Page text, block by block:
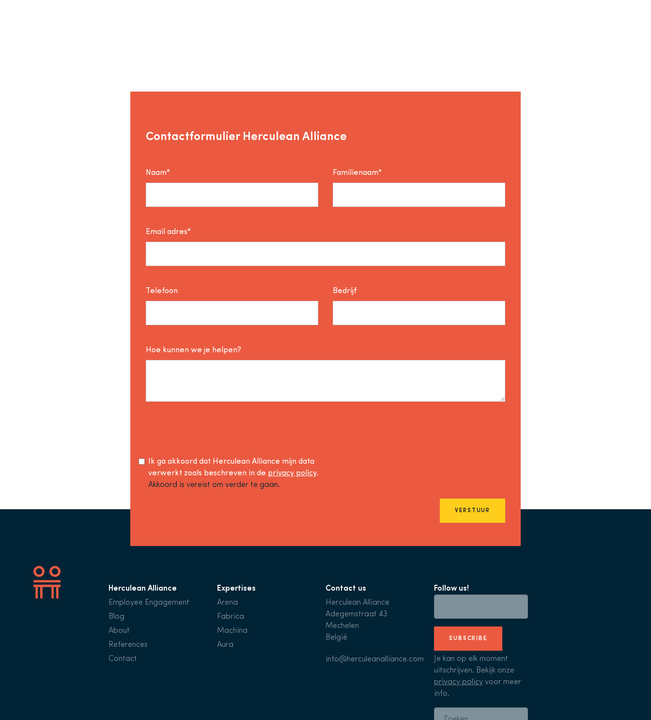
Contactformulier Herculean Alliance
Naam* Familienaam*
Email adres*
Telefoon Bedrijf
Hoe kunnen we je helpen?
Ik ga akkoord dat Herculean Alliance mijn data
verwerkt zoals beschreven in de privacy policy.
Akkoord is vereist om verder te gaan.
VERSTUUR
Herculean Alliance
Employee Engagement
Blog
About
References
Contact
Expertises
Arena
Fabrica
Machina
Aura
Contact us
Herculean Alliance
Adegemstraat 43
Mechelen
België
info@herculeanalliance.com
Follow us!
SUBSCRIBE
Je kan op elk moment
uitschrijven. Bekijk onze
privacy policy voor meer
info.